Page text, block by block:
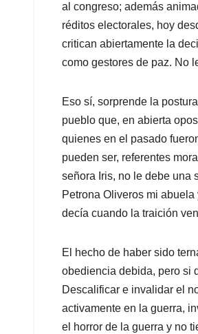
al congreso; además
réditos electorales, hoy
critican abiertamente la
como gestores de paz. No
Eso sí, sorprende la
pueblo que, en abierta
quienes en el pasado
pueden ser, referentes
señora Iris, no le debe una
Petrona Oliveros mi
decía cuando la traición
El hecho de haber sido
obediencia debida, pero si
Descalificar e invalidar el
activamente en la guerra,
el horror de la guerra y no